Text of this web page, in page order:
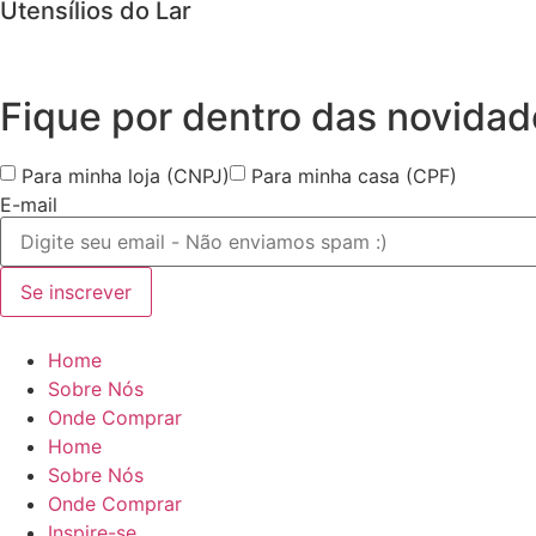
Utensílios do Lar
Fique por dentro das
Para minha loja (CNPJ)
Para minha casa (CPF)
E-mail
Se inscrever
Home
Sobre Nós
Onde Comprar
Home
Sobre Nós
Onde Comprar